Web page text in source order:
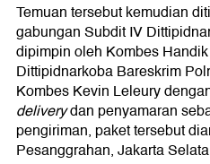
Temuan tersebut kemudian
gabungan Subdit IV
dipimpin oleh Kombes
Dittipidnarkoba Bareskrim
Kombes Kevin Leleury
deliverydan penyamaran
pengiriman, paket tersebut
Pesanggrahan, Jakarta